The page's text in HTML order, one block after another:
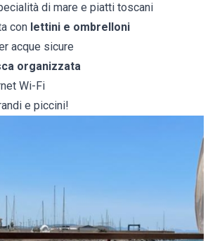
di mare e piatti toscani
con lettini e ombrelloni
acque sicure
organizzata
Wi-Fi
e piccini!